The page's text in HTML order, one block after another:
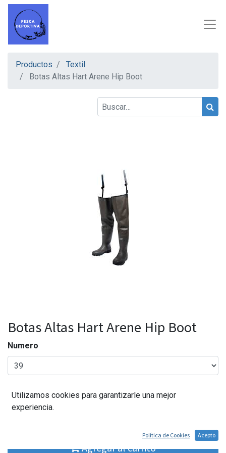
Productos
Textil
Botas Altas Hart Arene Hip Boot
Botas Altas Hart Arene Hip Boot
Numero
69,95€
Agregar al carrito
Utilizamos cookies para garantizarle una mejor
experiencia.
Política de Cookies Acepto